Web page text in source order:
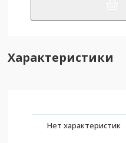
Характеристики
Нет характеристик